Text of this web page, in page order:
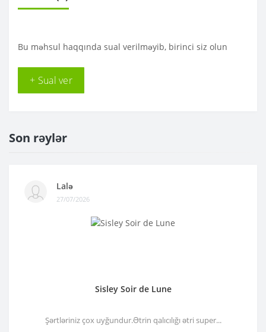
Bu məhsul haqqında sual verilməyib, birinci siz olun
+ Sual ver
Son rəylər
Lalə
27/07/2026
Sisley Soir de Lune
Şərtləriniz çox uyğundur.Ətrin qalıcılığı ətri super...